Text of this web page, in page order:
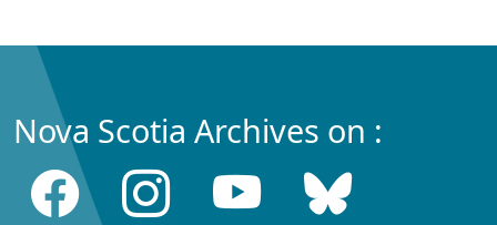
Nova Scotia Archives on :